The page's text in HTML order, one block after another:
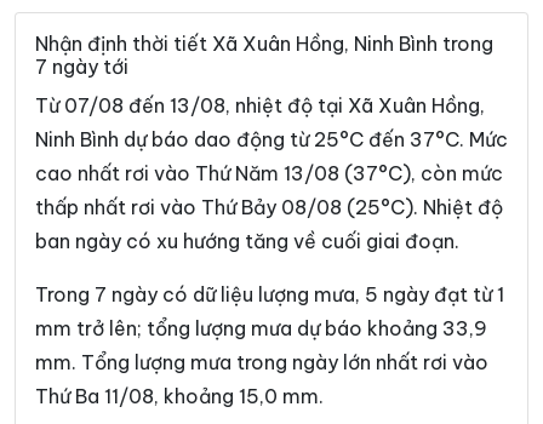
Phường Tiên Sơn Phường Trung Sơn
Phường Trường Thi
Phường Yên Sơn Phường Yên Thắng
Xã Bắc Lý Xã Bình An
Xã Bình Giang Xã Bình Lục
Xã Bình Sơn Xã Cát Thành
Xã Chất Bình Xã Cổ Lễ
Xã Cúc Phương
Nhận định thời tiết Xã Xuân Hồng, Ninh Bình trong
7 ngày tới
Từ 07/08 đến 13/08, nhiệt độ tại Xã Xuân Hồng,
Ninh Bình dự báo dao động từ 25°C đến 37°C. Mức
cao nhất rơi vào Thứ Năm 13/08 (37°C), còn mức
thấp nhất rơi vào Thứ Bảy 08/08 (25°C). Nhiệt độ
ban ngày có xu hướng tăng về cuối giai đoạn.
Trong 7 ngày có dữ liệu lượng mưa, 5 ngày đạt từ 1
mm trở lên; tổng lượng mưa dự báo khoảng 33,9
mm. Tổng lượng mưa trong ngày lớn nhất rơi vào
Thứ Ba 11/08, khoảng 15,0 mm.